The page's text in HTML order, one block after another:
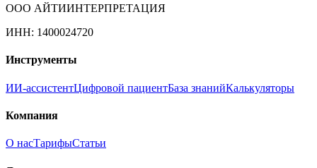
ООО АЙТИИНТЕРПРЕТАЦИЯ
ИНН: 1400024720
Инструменты
ИИ-ассистентЦифровой пациентБаза знанийКалькуляторы
Компания
О насТарифыСтатьи